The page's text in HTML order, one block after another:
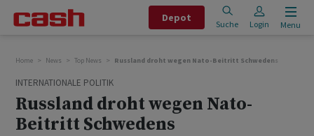
Depot
Suche Login Menu
Home News Top News Russland droht wegen Nato-Beitritt Schwedens
INTERNATIONALE POLITIK
Russland droht wegen Nato-
Beitritt Schwedens